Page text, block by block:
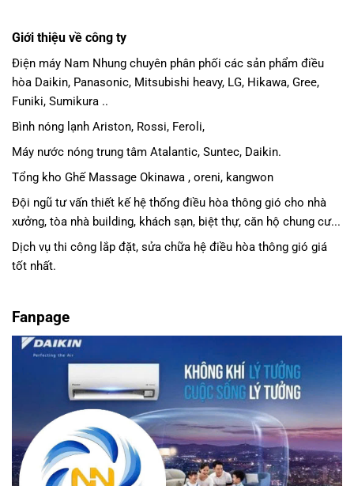
Giới thiệu về công ty
Điện máy Nam Nhung chuyên phân phối các sản phẩm điều
hòa Daikin, Panasonic, Mitsubishi heavy, LG, Hikawa, Gree,
Funiki, Sumikura ..
Bình nóng lạnh Ariston, Rossi, Feroli,
Máy nước nóng trung tâm Atalantic, Suntec, Daikin.
Tổng kho Ghế Massage Okinawa , oreni, kangwon
Đội ngũ tư vấn thiết kế hệ thống điều hòa thông gió cho nhà
xưởng, tòa nhà building, khách sạn, biệt thự, căn hộ chung cư...
Dịch vụ thi công lắp đặt, sửa chữa hệ điều hòa thông gió giá
tốt nhất.
Fanpage